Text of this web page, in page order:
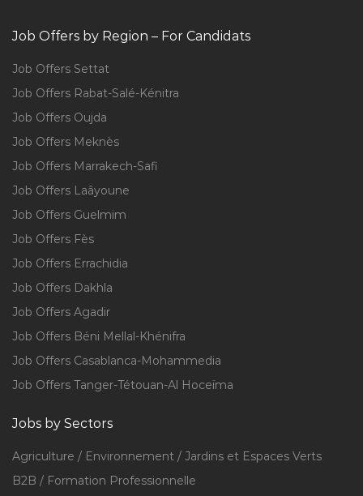
Job Offers by Region – For Candidats
Job Offers Settat
Job Offers Rabat-Salé-Kénitra
Job Offers Oujda
Job Offers Meknès
Job Offers Marrakech-Safi
Job Offers Laâyoune
Job Offers Guelmim
Job Offers Fès
Job Offers Errachidia
Job Offers Dakhla
Job Offers Agadir
Job Offers Béni Mellal-Khénifra
Job Offers Casablanca-Mohammedia
Job Offers Tanger-Tétouan-Al Hoceïma
Jobs by Sectors
Agriculture / Environnement / Jardins et Espaces Verts
B2B / Formation Professionnelle